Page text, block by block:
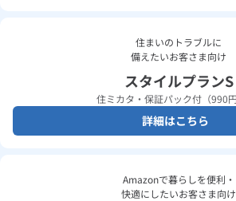
住まいのトラブルに
備えたいお客さま向け
スタイルプランS
住ミカタ・保証パック付（990円
詳細はこちら
Amazonで暮らしを便利・
快適にしたいお客さま向け